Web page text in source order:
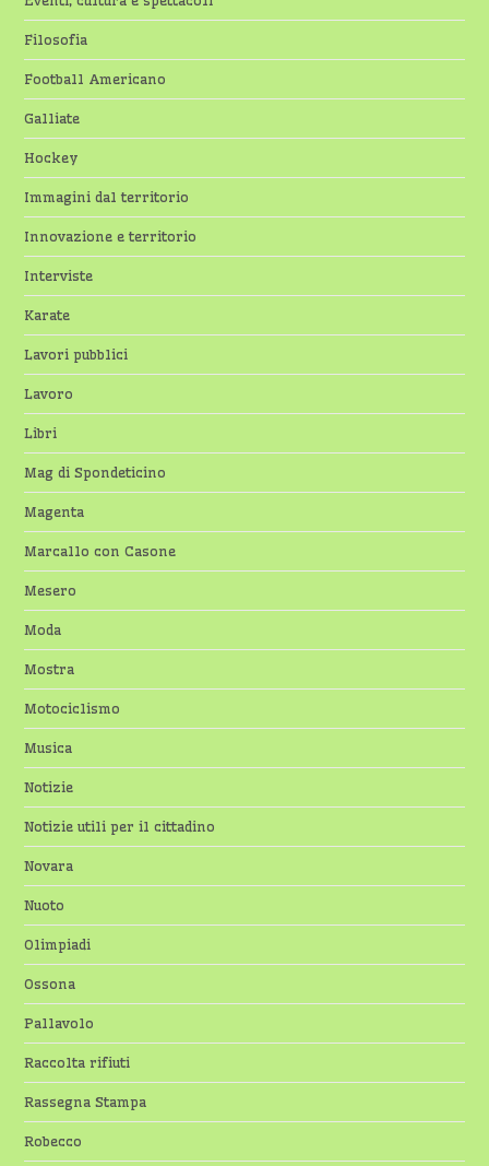
Filosofia
Football Americano
Galliate
Hockey
Immagini dal territorio
Innovazione e territorio
Interviste
Karate
Lavori pubblici
Lavoro
Libri
Mag di Spondeticino
Magenta
Marcallo con Casone
Mesero
Moda
Mostra
Motociclismo
Musica
Notizie
Notizie utili per il cittadino
Novara
Nuoto
Olimpiadi
Ossona
Pallavolo
Raccolta rifiuti
Rassegna Stampa
Robecco